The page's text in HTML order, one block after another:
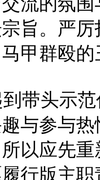
旨。严
甲群殴
带头示范
与参与
以应先
行版主